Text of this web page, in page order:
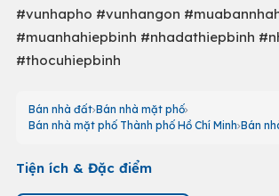
#vunhapho #vunhangon
#muanhahiepbinh #nhadathiepbinh
#thocuhiepbinh
Bán nhà đất Bán nhà mặt phố
Bán nhà mặt phố Thành phố Hồ Chí Minh Bán
Tiện ích & Đặc điểm